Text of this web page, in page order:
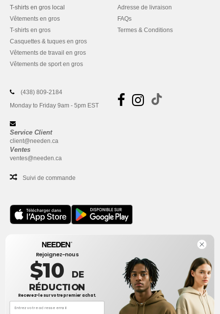
T-shirts en gros local
Vêtements en gros
T-shirts en gros
Casquettes & tuques en gros
Vêtements de travail en gros
Vêtements de sport en gros
Adresse de livraison
FAQs
Termes & Conditions
(438) 809-2184
Monday to Friday 9am - 5pm EST
Service Client
client@needen.ca
Ventes
ventes@needen.ca
Suivi de commande
Bureau
One Dundas Street West Suite 2500
Toronto, Ontario, M5G 1Z3
Ceci n'est PAS l'adresse de retour. Pour les retours, voir ici
Bureau
1300 rue Sherbrooke Ouest #400
Rejoignez-nous
$10 DE
RÉDUCTION
Recevez-le sur votre premier achat.